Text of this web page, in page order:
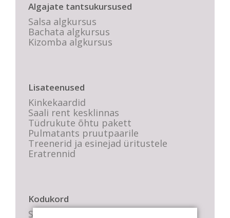
Algajate tantsukursused
Salsa algkursus
Bachata algkursus
Kizomba algkursus
Lisateenused
Kinkekaardid
Saali rent kesklinnas
Tüdrukute õhtu pakett
Pulmatants pruutpaarile
Treenerid ja esinejad üritustele
Eratrennid
Kodukord
Stuudio sisekord